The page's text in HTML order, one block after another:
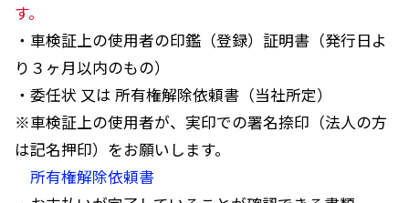
す。
・車検証上の使用者の印鑑（登録）証明書（発行日よ
り３ヶ月以内のもの）
・委任状 又は 所有権解除依頼書（当社所定）
※車検証上の使用者が、実印での署名捺印（法人の方
は記名押印）をお願いします。
所有権解除依頼書